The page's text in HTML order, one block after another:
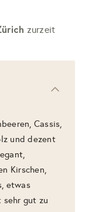
zurzeit
Cassis,
und dezent
Kirschen,
etwas
sehr gut zu